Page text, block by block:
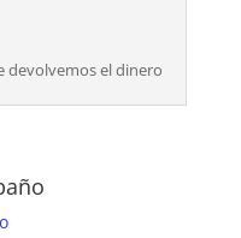
devolvemos el dinero